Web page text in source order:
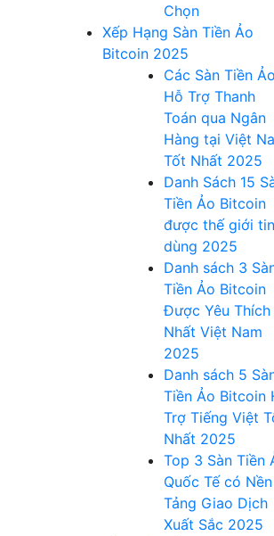
Chọn
Xếp Hạng Sàn Tiền Ảo
Bitcoin 2025
Các Sàn Tiền Ảo
Hỗ Trợ Thanh
Toán qua Ngân
Hàng tại Việt
Tốt Nhất 2025
Danh Sách 15
Tiền Ảo Bitcoin
được thế giới tin
dùng 2025
Danh sách 3
Tiền Ảo Bitcoin
Được Yêu Thích
Nhất Việt Nam
2025
Danh sách 5
Tiền Ảo Bitcoin
Trợ Tiếng Việt
Nhất 2025
Top 3 Sàn Tiền
Quốc Tế có Nền
Tảng Giao Dịch
Xuất Sắc 2025